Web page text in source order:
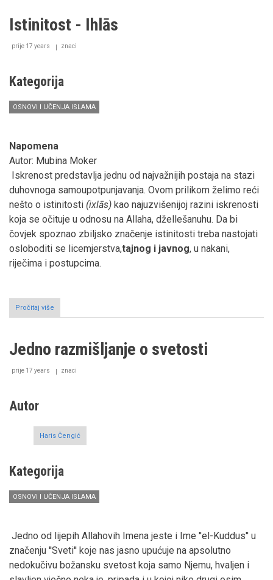
Istinitost - Ihlās
prije 17 years znaci
Kategorija
OSNOVI I UČENJA ISLAMA
Napomena
Autor: Mubina Moker
Iskrenost predstavlja jednu od najvažnijih postaja na stazi
duhovnoga samoupotpunjavanja. Ovom prilikom želimo reći
nešto o istinitosti (ixlās) kao najuzvišenijoj razini iskrenosti
koja se očituje u odnosu na Allaha, džellešanuhu. Da bi
čovjek spoznao zbiljsko značenje istinitosti treba nastojati
osloboditi se licemjerstva,tajnog i javnog, u nakani,
riječima i postupcima.
Pročitaj više
Istinitost
Jedno razmišljanje o svetosti
prije 17 years znaci
Autor
Haris Čengić
Kategorija
OSNOVI I UČENJA ISLAMA
Jedno od lijepih Allahovih Imena jeste i Ime ''el-Kuddus'' u
značenju ''Sveti'' koje nas jasno upućuje na apsolutno
nedokučivu božansku svetost koja samo Njemu, hvaljen i